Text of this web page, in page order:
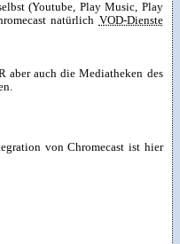
(Youtube, Play Music, Play
natürlich VOD-Dienste
aber auch die Mediatheken des
von Chromecast ist hier